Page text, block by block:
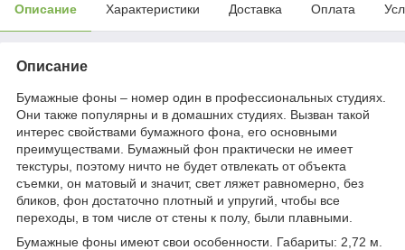
Описание Характеристики Доставка Оплата
Описание
Бумажные фоны – номер один в профессиональных студиях.
Они также популярны и в домашних студиях. Вызван такой
интерес свойствами бумажного фона, его основными
преимуществами. Бумажный фон практически не имеет
текстуры, поэтому ничто не будет отвлекать от объекта
съемки, он матовый и значит, свет ляжет равномерно, без
бликов, фон достаточно плотный и упругий, чтобы все
переходы, в том числе от стены к полу, были плавными.
Бумажные фоны имеют свои особенности. Габариты: 2,72 м.